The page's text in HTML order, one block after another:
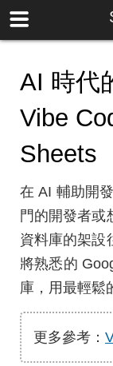
AI 時代
Vibe
Sheets
在 AI 輔助開
門的開發者或
資料庫的架設
將熟悉的
庫，用最輕鬆
更多參考：